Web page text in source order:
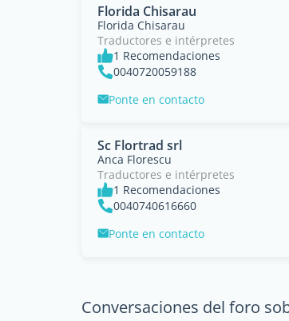
Florida Chisarau
Florida Chisarau
Traductores e intérpretes
1 Recomendaciones
0040720059188
Ponte en contacto
Sc Flortrad srl
Anca Florescu
Traductores e intérpretes
1 Recomendaciones
0040740616660
Ponte en contacto
Conversaciones del foro